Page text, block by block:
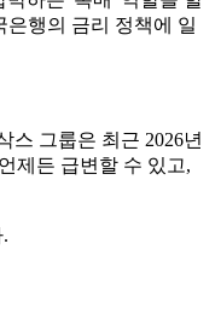
행의 금리 정책에 일
그룹은 최근 2026년
제든 급변할 수 있고,